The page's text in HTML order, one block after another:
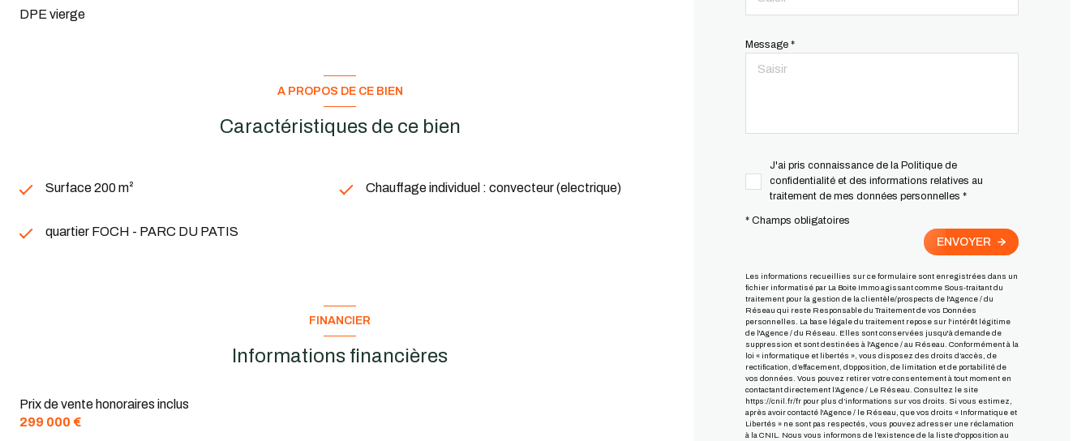
?Un revenu locatif sécurisé
sur le marché de l’immobilier professionnel à Meaux.
Contactez-nous dès maintenant pour plus d’informations ou pour organiser une visite.
DPE vierge
A PROPOS DE CE BIEN
Caractéristiques de ce bien
Surface 200 m² Chauffage individuel : convecteur (electrique)
quartier FOCH - PARC DU PATIS
FINANCIER
Informations financières
Prix de vente honoraires inclus
299 000 €
Message *
J'ai pris connaissance de la Politique de
confidentialité et des informations relatives au
traitement de mes données personnelles *
* Champs obligatoires
ENVOYER
Les informations recueillies sur ce formulaire sont enregistrées dans un
fichier informatisé par La Boite Immo agissant comme Sous-traitant du
traitement pour la gestion de la clientèle/prospects de l'Agence / du
Réseau qui reste Responsable du Traitement de vos Données
personnelles. La base légale du traitement repose sur l'intérêt légitime
de l'Agence / du Réseau. Elles sont conservées jusqu'à demande de
suppression et sont destinées à l'Agence / au Réseau. Conformément à la
loi « informatique et libertés », vous disposez des droits d’accès, de
rectification, d’effacement, d’opposition, de limitation et de portabilité de
vos données. Vous pouvez retirer votre consentement à tout moment en
contactant directement l’Agence / Le Réseau. Consultez le site
https://cnil.fr/frpour plus d’informations sur vos droits. Si vous estimez,
après avoir contacté l'Agence / le Réseau, que vos droits « Informatique et
Libertés » ne sont pas respectés, vous pouvez adresser une réclamation
à la CNIL. Nous vous informons de l’existence de la liste d'opposition au